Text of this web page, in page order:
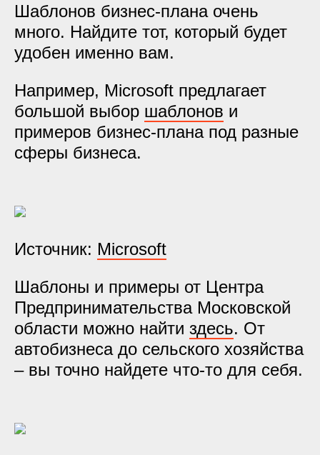
Шаблонов бизнес-плана очень
много. Найдите тот, который будет
удобен именно вам.
Например, Microsoft предлагает
большой выбор шаблонов и
примеров бизнес-плана под разные
сферы бизнеса.
Источник: Microsoft
Шаблоны и примеры от Центра
Предпринимательства Московской
области можно найти здесь. От
автобизнеса до сельского хозяйства
– вы точно найдете что-то для себя.